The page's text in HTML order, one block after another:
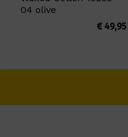
04 olive
€49,95